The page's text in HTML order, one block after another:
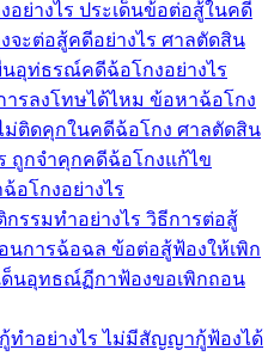
ย่างไร ประเด็นข้อต่อสู้ในคดี
จะต่อสู้คดีอย่างไร ศาลตัดสิน
อุท่ธรณ์คดีฉ้อโกงอย่างไร
รลงโทษได้ไหม ข้อหาฉ้อโกง
ม่ติดคุกในคดีฉ้อโกง ศาลตัดสิน
ถูกจำคุกคดีฉ้อโกงแก้ไข
อโกงอย่างไร
รรมทำอย่างไร วิธีการต่อสู้
การฉ้อฉล ข้อต่อสู้ฟ้องให้เพิก
นอุทธณ์ฏีกาฟ้องขอเพิกถอน
ทำอย่างไร ไม่มีสัญญากู้ฟ้องได้